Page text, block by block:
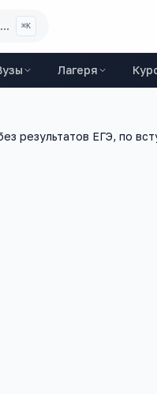
⌘K
Лагеря
результатов ЕГЭ, по